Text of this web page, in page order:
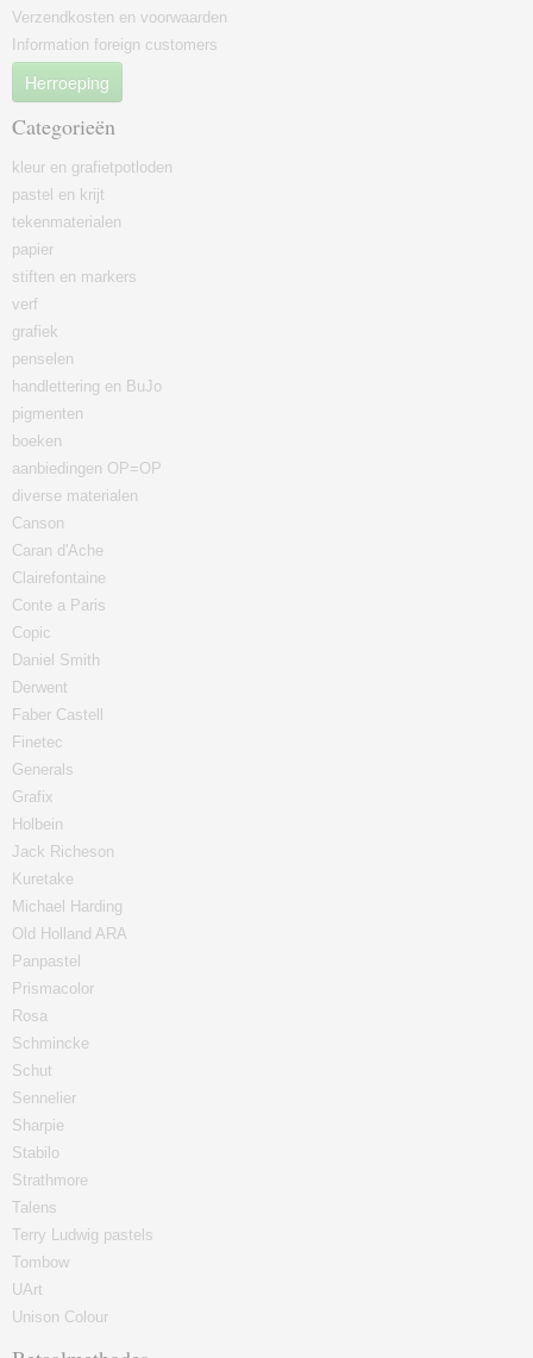
Verzendkosten en voorwaarden
Information foreign customers
Herroeping
Categorieën
kleur en grafietpotloden
pastel en krijt
tekenmaterialen
papier
stiften en markers
verf
grafiek
penselen
handlettering en BuJo
pigmenten
boeken
aanbiedingen OP=OP
diverse materialen
Canson
Caran d'Ache
Clairefontaine
Conte a Paris
Copic
Daniel Smith
Derwent
Faber Castell
Finetec
Generals
Grafix
Holbein
Jack Richeson
Kuretake
Michael Harding
Old Holland ARA
Panpastel
Prismacolor
Rosa
Schmincke
Schut
Sennelier
Sharpie
Stabilo
Strathmore
Talens
Terry Ludwig pastels
Tombow
UArt
Unison Colour